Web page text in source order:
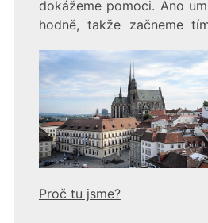
dokážeme pomoci. Ano
hodně, takže začneme
Proč tu jsme?